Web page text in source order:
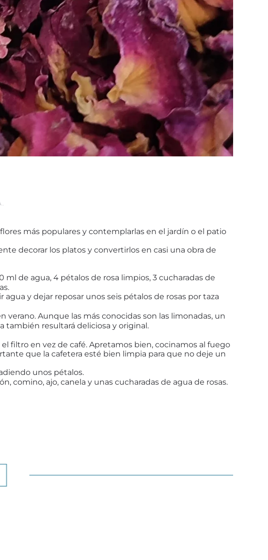
.
más populares y contemplarlas en el jardín o el patio
decorar los platos y convertirlos en casi una obra de
ml de agua, 4 pétalos de rosa limpios, 3 cucharadas de
y dejar reposar unos seis pétalos de rosas por taza
verano. Aunque las más conocidas son las limonadas, un
también resultará deliciosa y original.
filtro en vez de café. Apretamos bien, cocinamos al fuego
que la cafetera esté bien limpia para que no deje un
unos pétalos.
comino, ajo, canela y unas cucharadas de agua de rosas.